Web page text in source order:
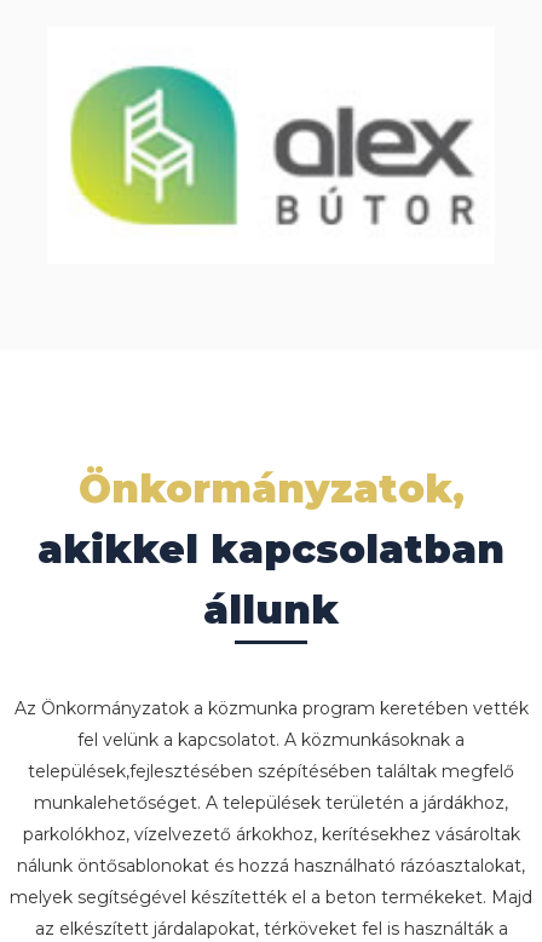
Önkormányzatok,
akikkel kapcsolatban
állunk
Az Önkormányzatok a közmunka program keretében vették
fel velünk a kapcsolatot. A közmunkásoknak a
települések,fejlesztésében szépítésében találtak megfelő
munkalehetőséget. A települések területén a járdákhoz,
parkolókhoz, vízelvezető árkokhoz, kerítésekhez vásároltak
nálunk öntősablonokat és hozzá használható rázóasztalokat,
melyek segítségével készítették el a beton termékeket. Majd
az elkészített járdalapokat, térköveket fel is használták a